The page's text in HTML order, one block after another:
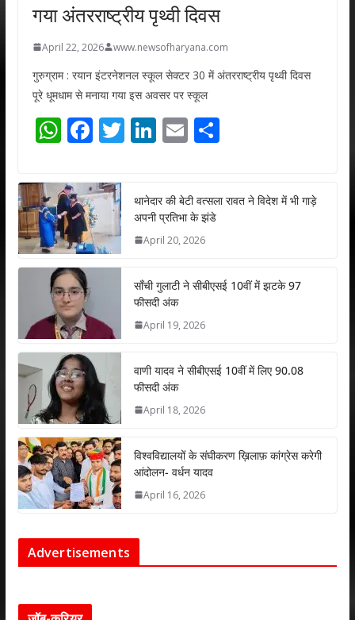
गया अंतरराष्ट्रीय पृथ्वी दिवस
April 22, 2026 www.newsofharyana.com
गुरुग्राम : रयान इंटरनेशनल स्कूल सेक्टर 30 में अंतरराष्ट्रीय पृथ्वी दिवस
पूरे धूमधाम से मनाया गया इस अवसर पर स्कूल
W
at
s
A
p
p
F
e
b
o
o
T
er
Li
e
dI
E
l
S
e
थानेदार की बेटी वत्सला रावत ने विदेश में भी गाड़े
अपनी प्रतिभा के झंडे
April 20, 2026
साँची गुलाटी ने सीबीएसई 10वीं में झटके 97
फीसदी अंक
April 19, 2026
वाणी यादव ने सीबीएसई 10वीं में लिए 90.08
फीसदी अंक
April 18, 2026
विश्वविद्यालयों के संघीकरण ख़िलाफ़ कांग्रेस करेगी
आंदोलन- वर्धन यादव
April 16, 2026
Advertisements